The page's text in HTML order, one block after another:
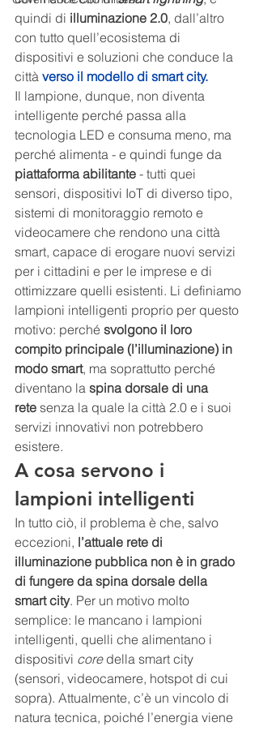
quindi di illuminazione 2.0, dall’altro
con tutto quell’ecosistema di
dispositivi e soluzioni che conduce la
città verso il modello di smart city.
Il lampione, dunque, non diventa
intelligente perché passa alla
tecnologia LED e consuma meno, ma
perché alimenta - e quindi funge da
piattaforma abilitante - tutti quei
sensori, dispositivi IoT di diverso tipo,
sistemi di monitoraggio remoto e
videocamere che rendono una città
smart, capace di erogare nuovi servizi
per i cittadini e per le imprese e di
ottimizzare quelli esistenti. Li definiamo
lampioni intelligenti proprio per questo
motivo: perché svolgono il loro
compito principale (l’illuminazione) in
modo smart, ma soprattutto perché
diventano la spina dorsale di una
rete senza la quale la città 2.0 e i suoi
servizi innovativi non potrebbero
esistere.
A cosa servono i
lampioni intelligenti
In tutto ciò, il problema è che, salvo
eccezioni, l’attuale rete di
illuminazione pubblica non è in grado
di fungere da spina dorsale della
smart city. Per un motivo molto
semplice: le mancano i lampioni
intelligenti, quelli che alimentano i
dispositivi core della smart city
(sensori, videocamere, hotspot di cui
sopra). Attualmente, c’è un vincolo di
natura tecnica, poiché l’energia viene